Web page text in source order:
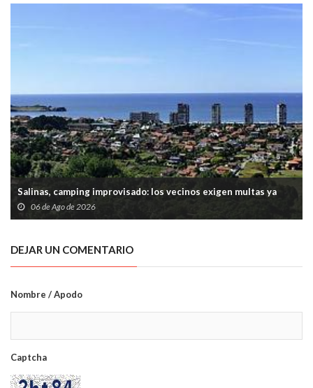
Salinas, camping improvisado: los vecinos exigen multas ya
06 de Ago de 2026
DEJAR UN COMENTARIO
Nombre / Apodo
Captcha